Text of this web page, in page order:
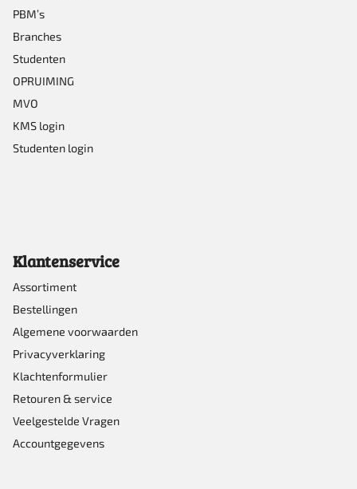
PBM’s
Branches
Studenten
OPRUIMING
MVO
KMS login
Studenten login
Klantenservice
Assortiment
Bestellingen
Algemene voorwaarden
Privacyverklaring
Klachtenformulier
Retouren & service
Veelgestelde Vragen
Accountgegevens